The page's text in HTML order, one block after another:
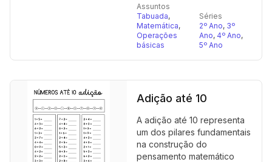
Assuntos
Tabuada,
Matemática,
Operações
básicas
Séries
2º Ano, 3º
Ano, 4º Ano,
5º Ano
Adição até 10
A adição até 10 representa
um dos pilares fundamentais
na construção do
pensamento matemático